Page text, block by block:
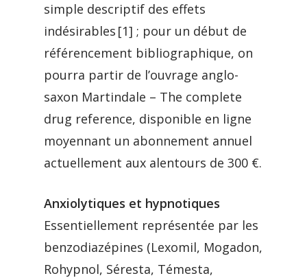
simple descriptif des effets
indésirables [1] ; pour un début de
référencement bibliographique, on
pourra partir de l’ouvrage anglo-
saxon Martindale – The complete
drug reference, disponible en ligne
moyennant un abonnement annuel
actuellement aux alentours de 300 €.
Anxiolytiques et hypnotiques
Essentiellement représentée par les
benzodiazépines (Lexomil, Mogadon,
Rohypnol, Séresta, Témesta,